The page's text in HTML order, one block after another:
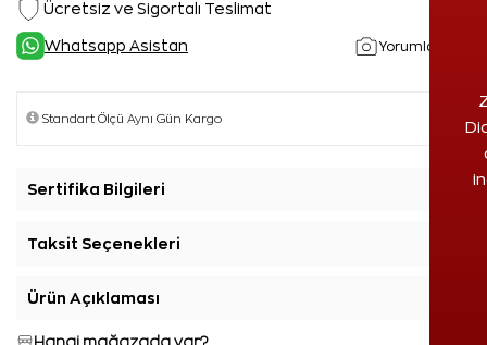
Ücretsiz ve Sigortalı Teslimat
Whatsapp Asistan Yorumlar(9)
Sertifika Bilgileri
Taksit Seçenekleri
Ürün Açıklaması
Hangi mağazada var?